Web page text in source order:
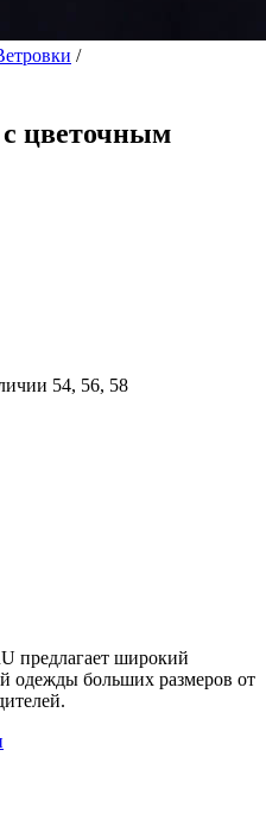
/
цветочным
54, 56, 58
предлагает широкий
одежды больших размеров от